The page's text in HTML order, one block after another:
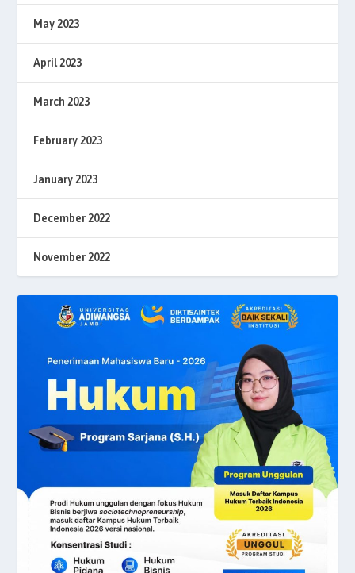
May 2023
April 2023
March 2023
February 2023
January 2023
December 2022
November 2022